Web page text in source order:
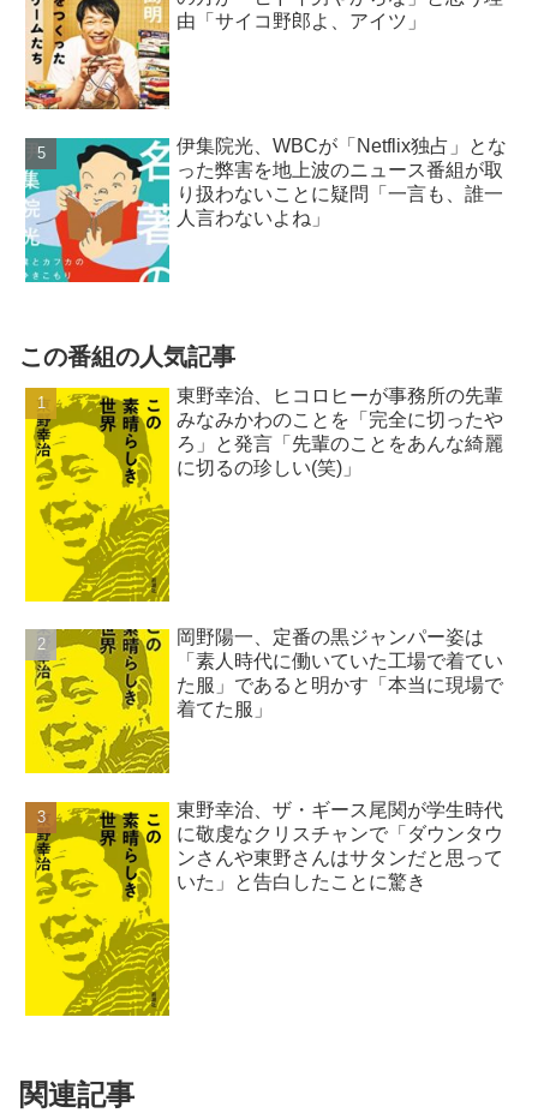
由「サイコ野郎よ、アイツ」
伊集院光、WBCが「Netflix独占」とな
った弊害を地上波のニュース番組が取
り扱わないことに疑問「一言も、誰一
人言わないよね」
この番組の人気記事
東野幸治、ヒコロヒーが事務所の先輩
みなみかわのことを「完全に切ったや
ろ」と発言「先輩のことをあんな綺麗
に切るの珍しい(笑)」
岡野陽一、定番の黒ジャンパー姿は
「素人時代に働いていた工場で着てい
た服」であると明かす「本当に現場で
着てた服」
東野幸治、ザ・ギース尾関が学生時代
に敬虔なクリスチャンで「ダウンタウ
ンさんや東野さんはサタンだと思って
いた」と告白したことに驚き
関連記事